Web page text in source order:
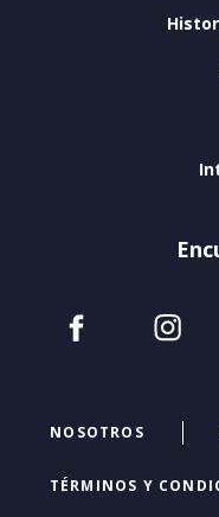
NOSOTROS
TÉRMINOS Y